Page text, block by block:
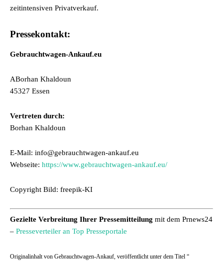
zeitintensiven Privatverkauf.
Pressekontakt:
Gebrauchtwagen-Ankauf.eu
ABorhan Khaldoun
45327 Essen
Vertreten durch:
Borhan Khaldoun
E-Mail: info@gebrauchtwagen-ankauf.eu
Webseite: https://www.gebrauchtwagen-ankauf.eu/
Copyright Bild: freepik-KI
Gezielte Verbreitung Ihrer Pressemitteilung mit dem Prnews24
– Presseverteiler an Top Presseportale
Originalinhalt von Gebrauchtwagen-Ankauf, veröffentlicht unter dem Titel “